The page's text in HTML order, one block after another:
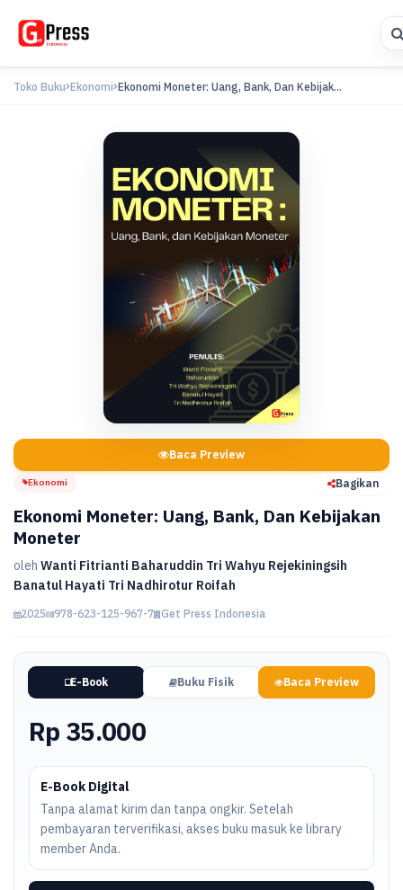
Toko Buku Ekonomi Ekonomi Moneter: Uang, Bank, Dan Kebijak...
Baca Preview
Ekonomi Bagikan
Ekonomi Moneter: Uang, Bank, Dan Kebijakan
Moneter
olehWanti Fitrianti Baharuddin Tri Wahyu Rejekiningsih
Banatul Hayati Tri Nadhirotur Roifah
2025 978-623-125-967-7 Get Press Indonesia
E-Book Buku Fisik Baca Preview
Rp 35.000
E-Book Digital
Tanpa alamat kirim dan tanpa ongkir. Setelah
pembayaran terverifikasi, akses buku masuk ke library
member Anda.